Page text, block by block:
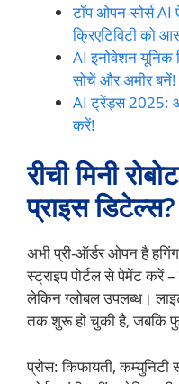
टॉप ओपन-सोर्स
क्रिएटिविटी को
AI इनोवेशन यूनिक
सोचें और अमीर बनें!
AI ट्रेंड्स 2025:
करें!
रीची मिनी
प्राइस डिटेल्स?
अभी प्री-ऑर्डर ओपन है
स्ट्राइप पोर्टल से पेमेंट करें
लेकिन ग्लोबल उपलब्ध।
तक शुरू हो चुकी है, जबकि
प्रोस: किफायती, कम्युनिटी